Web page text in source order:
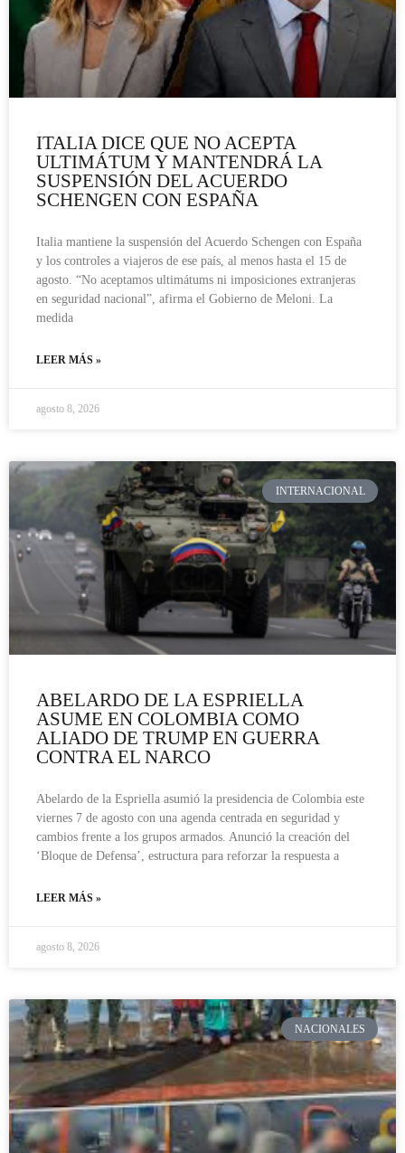
ITALIA DICE QUE NO ACEPTA
ULTIMÁTUM Y MANTENDRÁ LA
SUSPENSIÓN DEL ACUERDO
SCHENGEN CON ESPAÑA
Italia mantiene la suspensión del Acuerdo Schengen con España
y los controles a viajeros de ese país, al menos hasta el 15 de
agosto. “No aceptamos ultimátums ni imposiciones extranjeras
en seguridad nacional”, afirma el Gobierno de Meloni. La
medida
LEER MÁS »
agosto 8, 2026
INTERNACIONAL
ABELARDO DE LA ESPRIELLA
ASUME EN COLOMBIA COMO
ALIADO DE TRUMP EN GUERRA
CONTRA EL NARCO
Abelardo de la Espriella asumió la presidencia de Colombia este
viernes 7 de agosto con una agenda centrada en seguridad y
cambios frente a los grupos armados. Anunció la creación del
‘Bloque de Defensa’, estructura para reforzar la respuesta a
LEER MÁS »
agosto 8, 2026
NACIONALES